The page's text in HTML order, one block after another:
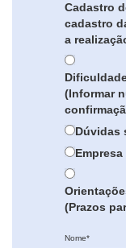
Cadastro
cadastro
a
(Informar
Dúvidas
(Prazos
Nome*